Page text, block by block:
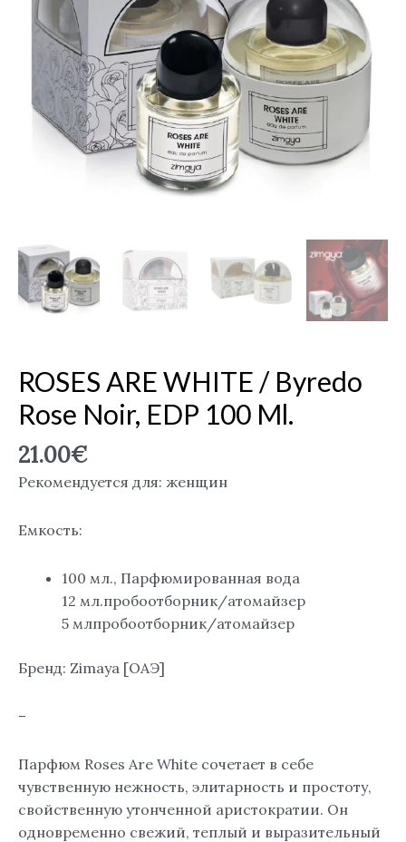
ROSES ARE WHITE / Byredo
Rose Noir, EDP 100 Ml.
21.00€
Рекомендуется для: женщин
Емкость:
100 мл., Парфюмированная вода
12 мл.пробоотборник/атомайзер
5 млпробоотборник/атомайзер
Бренд: Zimaya [ОАЭ]
–
Парфюм Roses Are White сочетает в себе
чувственную нежность, элитарность и простоту,
свойственную утонченной аристократии. Он
одновременно свежий, теплый и выразительный
WHITE
Byredo
Noir,
EDP